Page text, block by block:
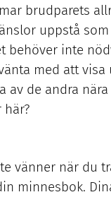
brudparets
uppstå
behöver inte
med att
av de andra
här?
vänner när du
minnesbok.